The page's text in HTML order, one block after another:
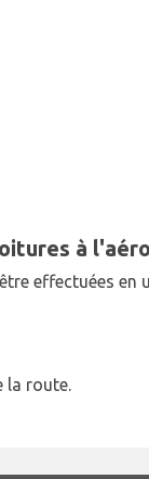
à
effectuées
la route.